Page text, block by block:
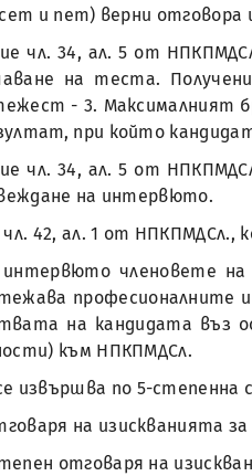
и пет) верни отговора
чл. 34, ал. 5 от
на теста.
- 3. Максималният
при който
чл. 34, ал. 5 от
на интервюто.
42, ал. 1 от НПКПМДСл.,
членовете на
професионалните
на кандидата въз
към НПКПМДСл.
извършва по 5-степенна
на изискванията
отговаря на